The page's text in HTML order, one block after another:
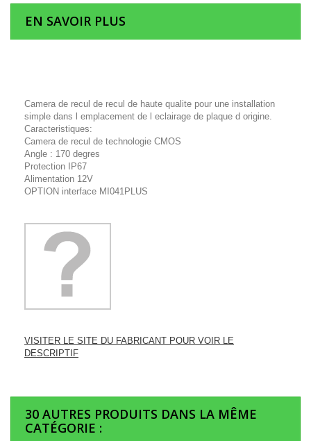
EN SAVOIR PLUS
Camera de recul de recul de haute qualite pour une installation
simple dans l emplacement de l eclairage de plaque d origine.
Caracteristiques:
Camera de recul de technologie CMOS
Angle : 170 degres
Protection IP67
Alimentation 12V
OPTION interface MI041PLUS
VISITER LE SITE DU FABRICANT POUR VOIR LE
DESCRIPTIF
30 AUTRES PRODUITS DANS LA MÊME
CATÉGORIE :